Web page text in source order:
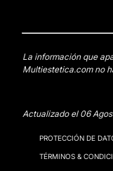
La información que
Multiestetica.com no
Actualizado el 06
PROTECCIÓN DE
TÉRMINOS &